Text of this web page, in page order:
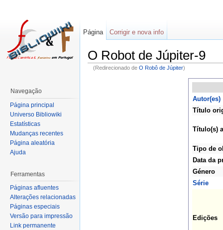
O Robot de Júpiter-9
(Redirecionado de O Robô de Júpiter)
Autor(es)
Título
Título(s)
Tipo de
Data da
Género
Série
Edições
Página Corrigir e nova info
Navegação
Página principal
Universo Bibliowiki
Estatísticas
Mudanças recentes
Página aleatória
Ajuda
Ferramentas
Páginas afluentes
Alterações relacionadas
Páginas especiais
Versão para impressão
Link permanente